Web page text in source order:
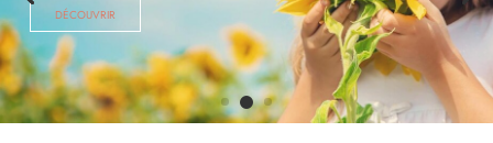
DÉCOUVRIR